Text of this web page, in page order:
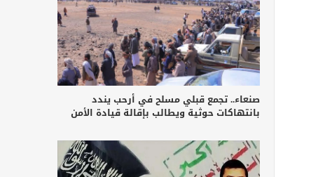
صنعاء.. تجمع قبلي مسلح في أرحب يندد
بانتهاكات حوثية ويطالب بإقالة قيادة الأمن